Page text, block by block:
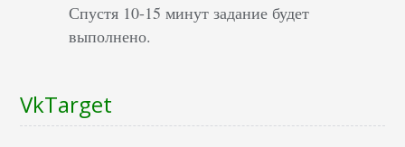
Спустя 10-15 минут задание будет
выполнено.
VkTarget